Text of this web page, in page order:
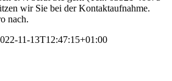
zen wir Sie bei der Kontaktaufnahme.
nach.
11-13T12:47:15+01:00